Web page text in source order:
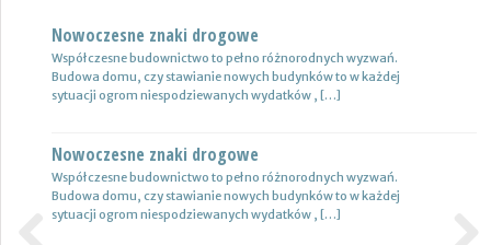
Nowoczesne znaki drogowe
Współczesne budownictwo to pełno różnorodnych wyzwań.
Budowa domu, czy stawianie nowych budynków to w każdej
sytuacji ogrom niespodziewanych wydatków , […]
Nowoczesne znaki drogowe
Współczesne budownictwo to pełno różnorodnych wyzwań.
Budowa domu, czy stawianie nowych budynków to w każdej
sytuacji ogrom niespodziewanych wydatków , […]
Kierunek studiów a poszukiwany rodzaj pracy
### Wybór kierunku studiów posiada znaczenie, ze względu na
pracę. Prawie każdy powinien kształcić się pod tym względem, by
szansa […]
Jakie warto wybrać studia?
### Po liceum czy wręcz technikum absolwenci wybierają się na
studia bhp. Mają przed sobą wielkie plany, patrzą na świat […]